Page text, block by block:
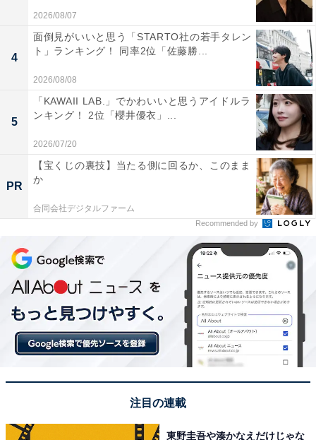
第1位：井ノ原快彦（元V6・20th Century）
View this post on Instagram
2026/08/07
4
面倒見がいいと思う「STARTO社の若手タレン
ト」ランキング！ 同率2位「佐藤勝...
2026/08/08
5
「KAWAII LAB.」でかわいいと思うアイドルラ
ンキング！ 2位「櫻井優衣」...
2026/07/20
PR
【宝くじの裏技】当たる側に回るか、このまま
か
合同会社デジタルファーム
Recommended by
注目の連載
東野圭吾や湊かなえだけじゃな